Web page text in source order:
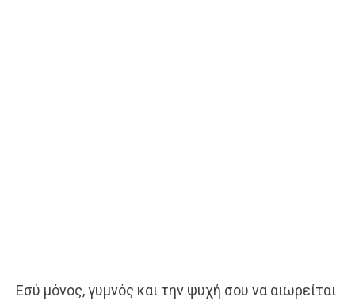
Εσύ μόνος, γυμνός και την ψυχή σου να αιωρείται